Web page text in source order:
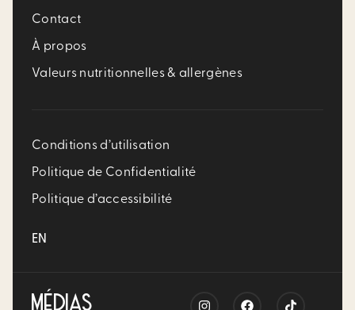
Contact
À propos
Valeurs nutritionnelles & allergènes
Conditions d’utilisation
Politique de Confidentialité
Politique d’accessibilité
EN
MÉDIAS